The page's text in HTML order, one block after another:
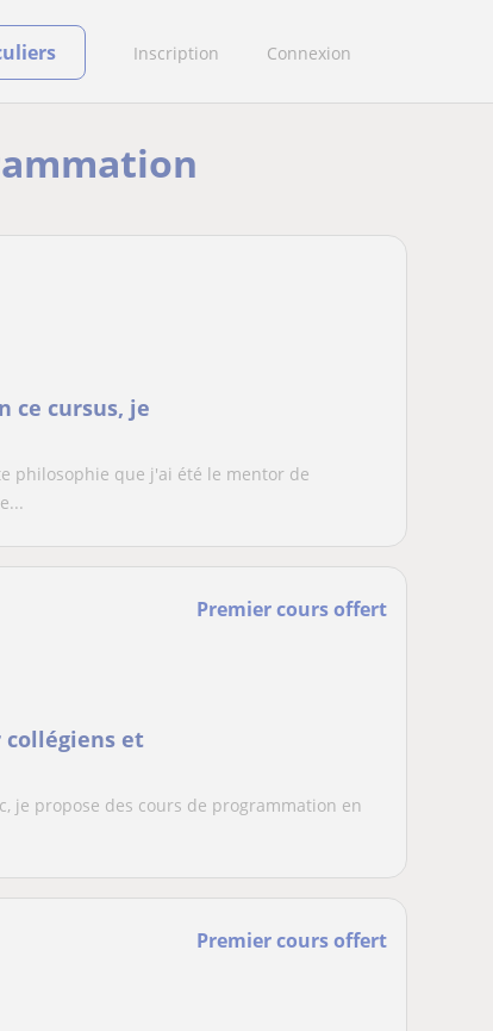
Inscription Connexion
ce cursus, je
philosophie que j'ai été le mentor de
Premier cours offert
collégiens et
je propose des cours de programmation en
Premier cours offert